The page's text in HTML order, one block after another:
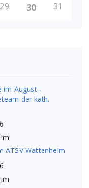
29 30 31
im August -
der kath.
ATSV Wattenheim